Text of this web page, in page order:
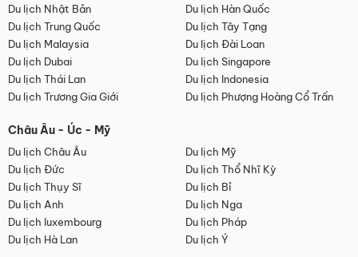
Du lịch Nhật Bản
Du lịch Hàn Quốc
Du lịch Trung Quốc
Du lịch Tây Tạng
Du lịch Malaysia
Du lịch Đài Loan
Du lịch Dubai
Du lịch Singapore
Du lịch Thái Lan
Du lịch Indonesia
Du lịch Trương Gia Giới
Du lịch Phượng Hoàng Cổ Trấn
Châu Âu - Úc - Mỹ
Du lịch Châu Âu
Du lịch Mỹ
Du lịch Đức
Du lịch Thổ Nhĩ Kỳ
Du lịch Thụy Sĩ
Du lịch Bỉ
Du lịch Anh
Du lịch Nga
Du lịch luxembourg
Du lịch Pháp
Du lịch Hà Lan
Du lịch Ý